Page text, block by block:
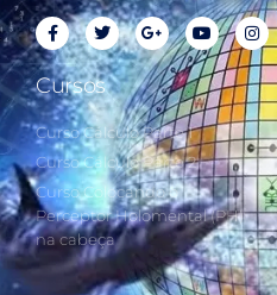
Cursos
Curso Cálculo Parte 1
Curso Cálculo Parte 2
Curso Colocando o
Perceptor Holomental (PH)
na cabeça